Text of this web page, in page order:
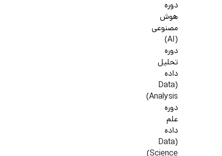
دوره
هوش
مصنوعی
(AI)
دوره
تحلیل
داده
(Data
Analysis)
دوره
علم
داده
(Data